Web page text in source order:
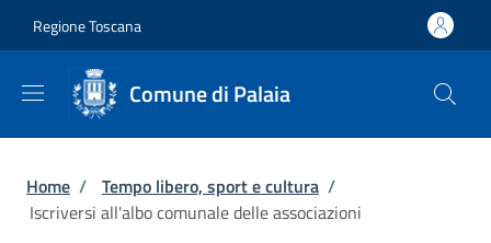
Regione Toscana
Comune di Palaia
Briciole di pane
Home / Tempo libero, sport e cultura /
Iscriversi all'albo comunale delle associazioni